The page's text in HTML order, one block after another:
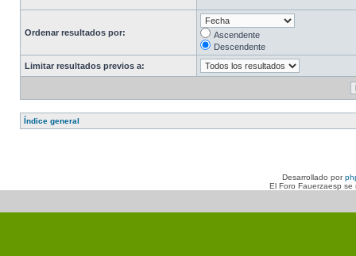
Ordenar resultados por:
Ascendente
Descendente
Limitar resultados previos a:
Índice general
Desarrollado por
El Foro Fauerzaesp